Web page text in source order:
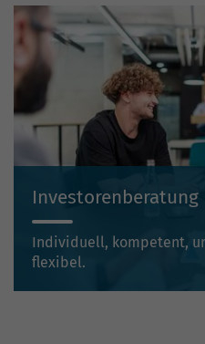
Investorenberatung
Individuell, kompetent,
flexibel.